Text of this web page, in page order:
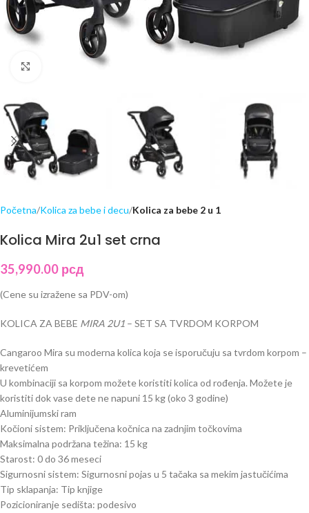
Click to enlarge
Početna Kolica za bebe i decu Kolica za bebe 2 u 1
Kolica Mira 2u1 set crna
35,990.00 рсд
(Cene su izražene sa PDV-om)
KOLICA ZA BEBE MIRA 2U1 – SET SA TVRDOM KORPOM
Cangaroo Mira su moderna kolica koja se isporučuju sa tvrdom korpom –
krevetićem
U kombinaciji sa korpom možete koristiti kolica od rođenja. Možete je
koristiti dok vase dete ne napuni 15 kg (oko 3 godine)
Aluminijumski ram
Kočioni sistem: Priključena kočnica na zadnjim točkovima
Maksimalna podržana težina: 15 kg
Starost: 0 do 36 meseci
Sigurnosni sistem: Sigurnosni pojas u 5 tačaka sa mekim jastučićima
Tip sklapanja: Tip knjige
Pozicioniranje sedišta: podesivo